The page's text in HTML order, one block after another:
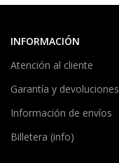
INFORMACIÓN
Atención al cliente
Garantía y devoluciones
Información de envíos
Billetera (info)